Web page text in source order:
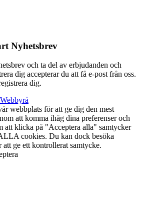
Nyhetsbrev
och ta del av erbjudanden och
dig accepterar du att få e-post från oss.
dig.
webbplats för att ge dig den mest
att komma ihåg dina preferenser och
att klicka på "Acceptera alla" samtycker
cookies. Du kan dock besöka
ge ett kontrollerat samtycke.